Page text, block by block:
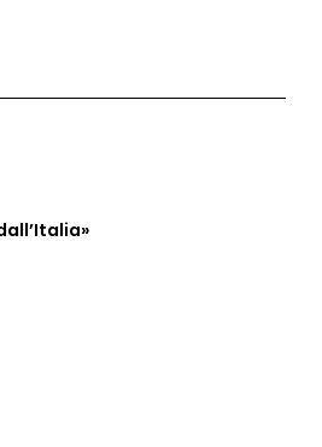
dagli asili nido, all’assistenza